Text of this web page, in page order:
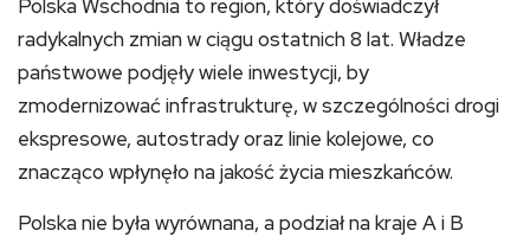
Polska Wschodnia to region, który doświadczył
radykalnych zmian w ciągu ostatnich 8 lat. Władze
państwowe podjęły wiele inwestycji, by
zmodernizować infrastrukturę, w szczególności drogi
ekspresowe, autostrady oraz linie kolejowe, co
znacząco wpłynęło na jakość życia mieszkańców.
Polska nie była wyrównana, a podział na kraje A i B